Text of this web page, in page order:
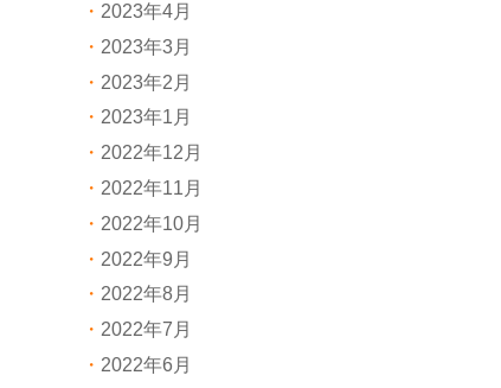
2023年4月
2023年3月
2023年2月
2023年1月
2022年12月
2022年11月
2022年10月
2022年9月
2022年8月
2022年7月
2022年6月